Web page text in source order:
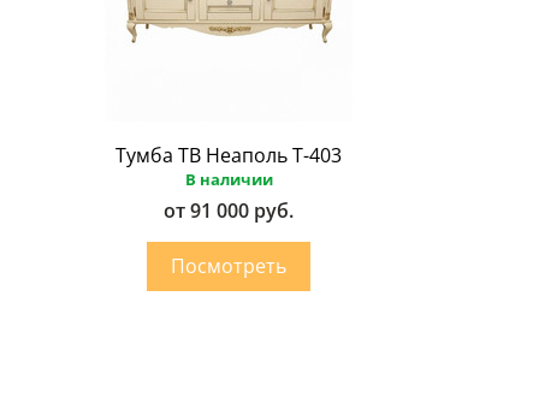
Тумба ТВ Неаполь Т-403
В наличии
от 91 000 руб.